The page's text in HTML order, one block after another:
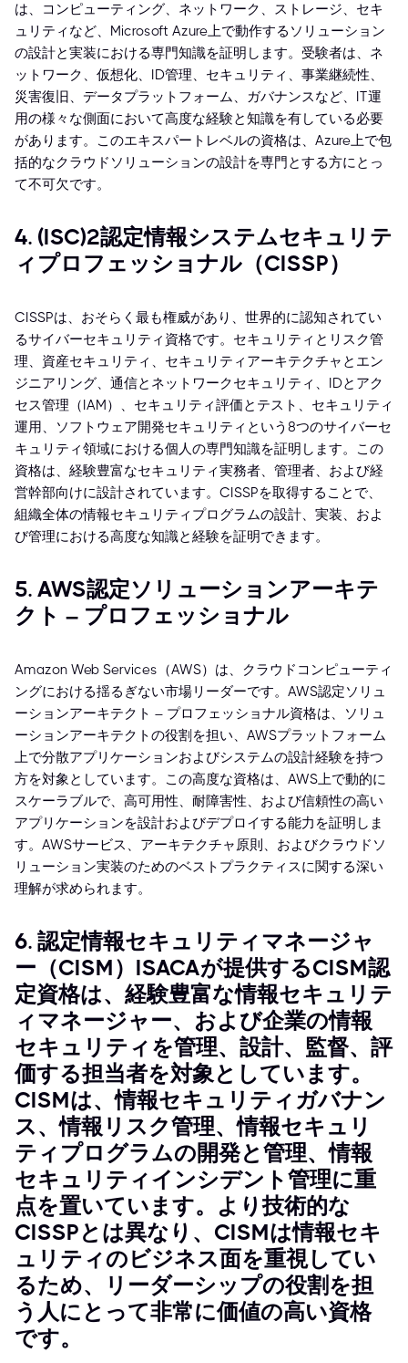
は、コンピューティング、ネットワーク、ストレージ、セキ
ュリティなど、Microsoft Azure上で動作するソリューション
の設計と実装における専門知識を証明します。受験者は、ネ
ットワーク、仮想化、ID管理、セキュリティ、事業継続性、
災害復旧、データプラットフォーム、ガバナンスなど、IT運
用の様々な側面において高度な経験と知識を有している必要
があります。このエキスパートレベルの資格は、Azure上で包
括的なクラウドソリューションの設計を専門とする方にとっ
て不可欠です。
4. (ISC)²認定情報システムセキュリテ
ィプロフェッショナル（CISSP）
CISSPは、おそらく最も権威があり、世界的に認知されてい
るサイバーセキュリティ資格です。セキュリティとリスク管
理、資産セキュリティ、セキュリティアーキテクチャとエン
ジニアリング、通信とネットワークセキュリティ、IDとアク
セス管理（IAM）、セキュリティ評価とテスト、セキュリティ
運用、ソフトウェア開発セキュリティという8つのサイバーセ
キュリティ領域における個人の専門知識を証明します。この
資格は、経験豊富なセキュリティ実務者、管理者、および経
営幹部向けに設計されています。CISSPを取得することで、
組織全体の情報セキュリティプログラムの設計、実装、およ
び管理における高度な知識と経験を証明できます。
5. AWS認定ソリューションアーキテ
クト – プロフェッショナル
Amazon Web Services（AWS）は、クラウドコンピューティ
ングにおける揺るぎない市場リーダーです。AWS認定ソリュ
ーションアーキテクト – プロフェッショナル資格は、ソリュ
ーションアーキテクトの役割を担い、AWSプラットフォーム
上で分散アプリケーションおよびシステムの設計経験を持つ
方を対象としています。この高度な資格は、AWS上で動的に
スケーラブルで、高可用性、耐障害性、および信頼性の高い
アプリケーションを設計およびデプロイする能力を証明しま
す。AWSサービス、アーキテクチャ原則、およびクラウドソ
リューション実装のためのベストプラクティスに関する深い
理解が求められます。
6. 認定情報セキュリティマネージャ
ー（CISM）ISACAが提供するCISM認
定資格は、経験豊富な情報セキュリテ
ィマネージャー、および企業の情報
セキュリティを管理、設計、監督、評
価する担当者を対象としています。
CISMは、情報セキュリティガバナン
ス、情報リスク管理、情報セキュリ
ティプログラムの開発と管理、情報
セキュリティインシデント管理に重
点を置いています。より技術的な
CISSPとは異なり、CISMは情報セキ
ュリティのビジネス面を重視してい
るため、リーダーシップの役割を担
う人にとって非常に価値の高い資格
です。